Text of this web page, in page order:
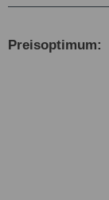
Preis­opti­mum: